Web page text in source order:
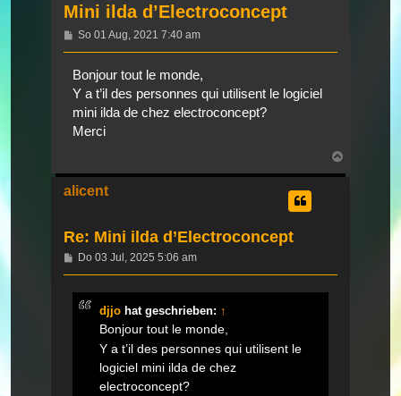
Mini ilda d’Electroconcept
Beitrag
So 01 Aug, 2021 7:40 am
Bonjour tout le monde,
Y a t’il des personnes qui utilisent le logiciel
mini ilda de chez electroconcept?
Merci
alicent
Re: Mini ilda d’Electroconcept
Beitrag
Do 03 Jul, 2025 5:06 am
djjo hat geschrieben: ↑
Bonjour tout le monde,
Y a t’il des personnes qui utilisent le
logiciel mini ilda de chez
electroconcept?